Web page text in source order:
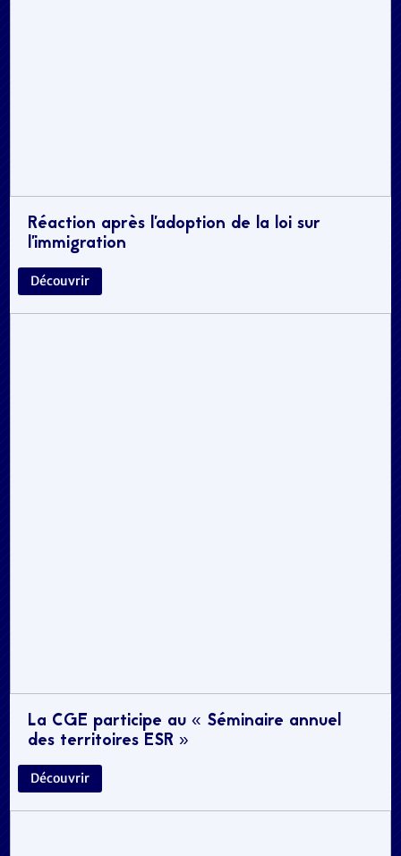
Réaction après l’adoption de la loi sur
l’immigration
Découvrir
La CGE participe au « Séminaire annuel
des territoires ESR »
Découvrir